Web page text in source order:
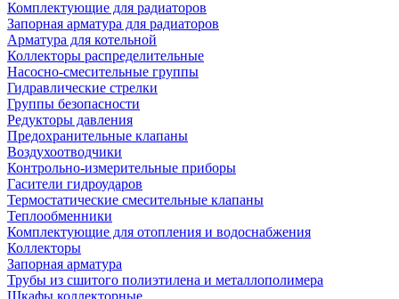
Комплектующие для радиаторов
Запорная арматура для радиаторов
Арматура для котельной
Коллекторы распределительные
Насосно-смесительные группы
Гидравлические стрелки
Группы безопасности
Редукторы давления
Предохранительные клапаны
Воздухоотводчики
Контрольно-измерительные приборы
Гасители гидроударов
Термостатические смесительные клапаны
Теплообменники
Комплектующие для отопления и водоснабжения
Коллекторы
Запорная арматура
Трубы из сшитого полиэтилена и металлополимера
Шкафы коллекторные